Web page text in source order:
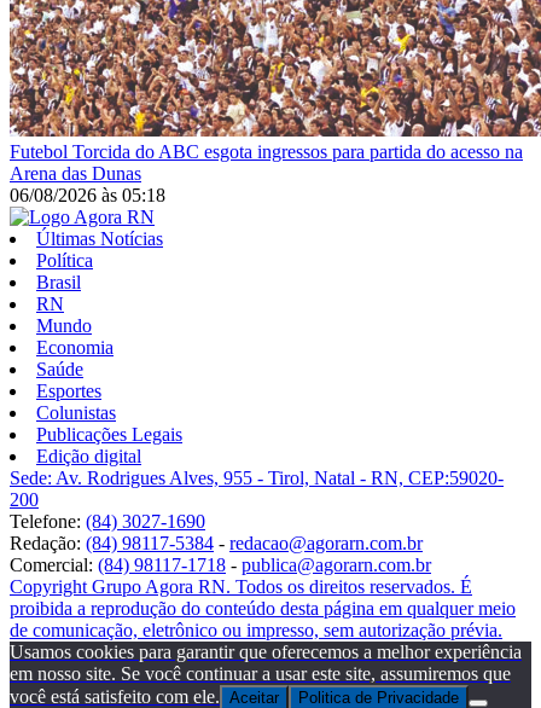
Futebol Torcida do ABC esgota ingressos para partida do acesso na
Arena das Dunas
06/08/2026 às 05:18
Últimas Notícias
Política
Brasil
RN
Mundo
Economia
Saúde
Esportes
Colunistas
Publicações Legais
Edição digital
Sede: Av. Rodrigues Alves, 955 - Tirol, Natal - RN, CEP:59020-
200
Telefone: (84) 3027-1690
Redação: (84) 98117-5384 - redacao@agorarn.com.br
Comercial: (84) 98117-1718 - publica@agorarn.com.br
Copyright Grupo Agora RN. Todos os direitos reservados. É
proibida a reprodução do conteúdo desta página em qualquer meio
de comunicação, eletrônico ou impresso, sem autorização prévia.
Usamos cookies para garantir que oferecemos a melhor experiência
em nosso site. Se você continuar a usar este site, assumiremos que
você está satisfeito com ele. Aceitar Politica de Privacidade